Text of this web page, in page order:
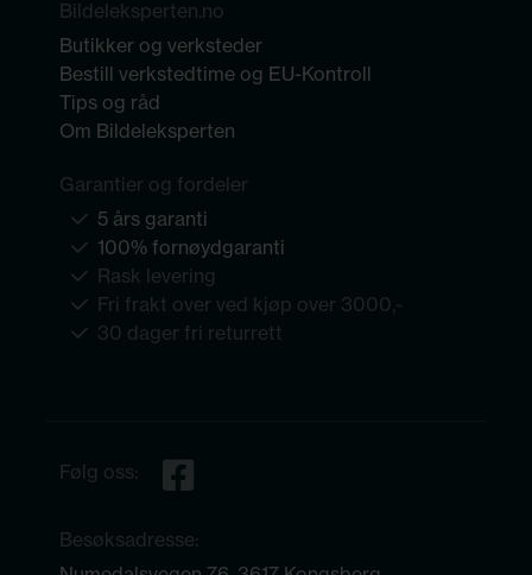
Bildeleksperten.no
Butikker og verksteder
Bestill verkstedtime og EU-Kontroll
Tips og råd
Om Bildeleksperten
Garantier og fordeler
5 års garanti
100% fornøydgaranti
Rask levering
Fri frakt over ved kjøp over 3000,-
30 dager fri returrett
Følg oss:
Besøksadresse: